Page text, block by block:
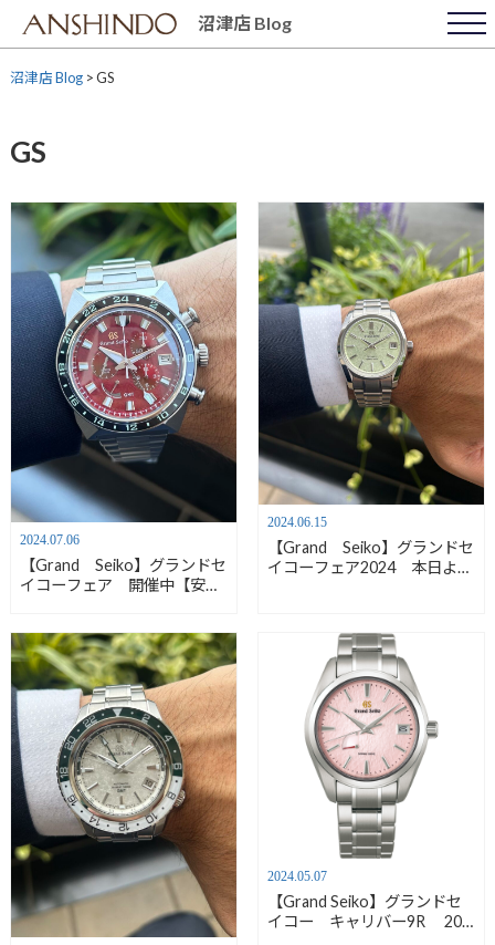
content
沼津店 Blog
沼津店 Blog>GS
GS
2024.07.06
【Grand Seiko】グランドセ
イコーフェア 開催中【安心
2024.06.15
【Grand Seiko】グランドセ
イコーフェア2024 本日より
2024.05.07
【Grand Seiko】グランドセ
イコー キャリバー9R 20